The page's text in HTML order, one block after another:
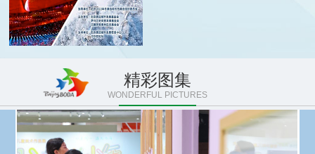
精彩图集
WONDERFUL PICTURES